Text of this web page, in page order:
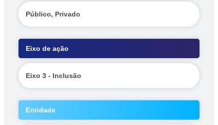
Público, Privado
Eixo de ação
Eixo 3 - Inclusão
Entidade